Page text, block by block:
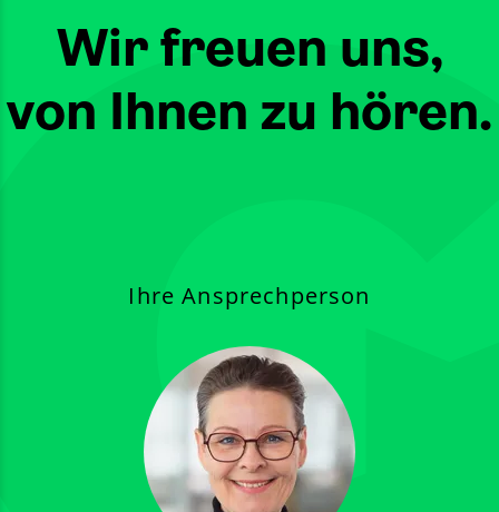
Wir freuen uns,
von Ihnen zu hören.
Ihre Ansprechperson